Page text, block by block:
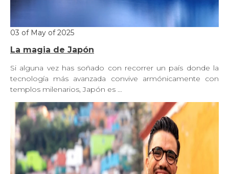
03 of May of 2025
La magia de Japón
Si alguna vez has soñado con recorrer un país donde la
tecnología más avanzada convive armónicamente con
templos milenarios, Japón es …